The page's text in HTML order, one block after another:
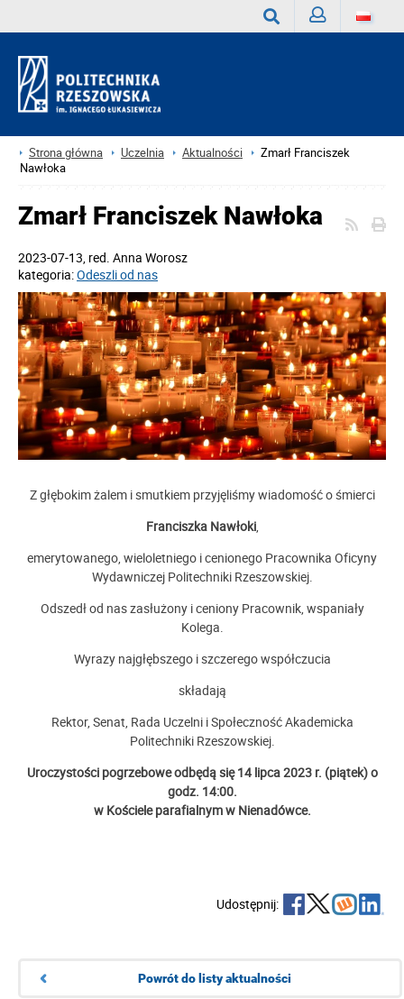
Strona główna Uczelnia Aktualności
Zmarł Franciszek
Nawłoka
Zmarł Franciszek Nawłoka
2023-07-13, red. Anna Worosz
kategoria:Odeszli od nas
Z głębokim żalem i smutkiem przyjęliśmy wiadomość o śmierci
Franciszka Nawłoki,
emerytowanego, wieloletniego i cenionego Pracownika Oficyny
Wydawniczej Politechniki Rzeszowskiej.
Odszedł od nas zasłużony i ceniony Pracownik, wspaniały
Kolega.
Wyrazy najgłębszego i szczerego współczucia
składają
Rektor, Senat, Rada Uczelni i Społeczność Akademicka
Politechniki Rzeszowskiej.
Uroczystości pogrzebowe odbędą się 14 lipca 2023 r. (piątek) o
godz. 14:00.
w Kościele parafialnym w Nienadówce.
Udostępnij:
Powrót do listy aktualności